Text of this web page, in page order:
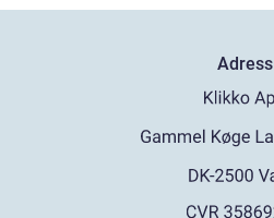
Adress